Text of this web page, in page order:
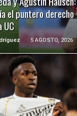
el puntero derecho
UC
5 AGOSTO, 2026
LEER MÁS